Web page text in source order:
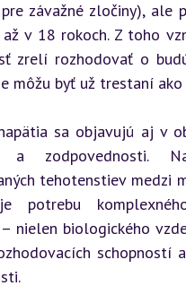
závažné zločiny), ale
až v 18 rokoch. Z toho
zrelí rozhodovať o
môžu byť už trestaní
sa objavujú aj v
a zodpovednosti.
tehotenstiev medzi
potrebu
nielen biologického
schopností